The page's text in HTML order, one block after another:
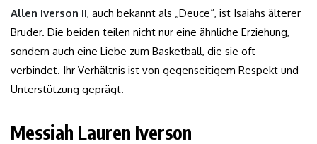
Allen Iverson II, auch bekannt als „Deuce“, ist Isaiahs älterer
Bruder. Die beiden teilen nicht nur eine ähnliche Erziehung,
sondern auch eine Liebe zum Basketball, die sie oft
verbindet. Ihr Verhältnis ist von gegenseitigem Respekt und
Unterstützung geprägt.
Messiah Lauren Iverson